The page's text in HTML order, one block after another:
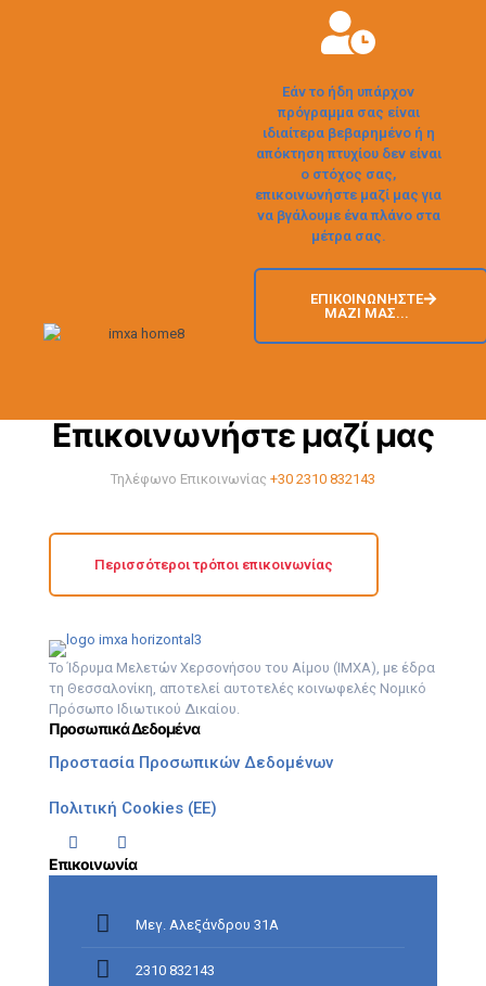
Εάν το ήδη υπάρχον
πρόγραμμα σας είναι
ιδιαίτερα βεβαρημένο ή η
απόκτηση πτυχίου δεν είναι
ο στόχος σας,
επικοινωνήστε μαζί μας για
να βγάλουμε ένα πλάνο στα
μέτρα σας.
ΕΠΙΚΟΙΝΩΝΉΣΤΕ
ΜΑΖΊ ΜΑΣ...
Επικοινωνήστε μαζί μας
Τηλέφωνο Επικοινωνίας +30 2310 832143
Περισσότεροι τρόποι επικοινωνίας
Το Ίδρυμα Μελετών Χερσονήσου του Αίμου (ΙΜΧΑ), με έδρα
τη Θεσσαλονίκη, αποτελεί αυτοτελές κοινωφελές Νομικό
Πρόσωπο Ιδιωτικού Δικαίου.
Προσωπικά Δεδομένα
Προστασία Προσωπικών Δεδομένων
Πολιτική Cookies (ΕΕ)
Επικοινωνία
Μεγ. Αλεξάνδρου 31Α
2310 832143